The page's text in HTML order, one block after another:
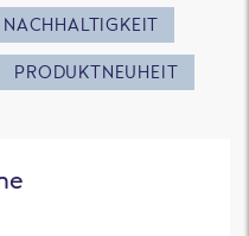
NACHHALTIGKEIT
PRODUKTNEUHEIT